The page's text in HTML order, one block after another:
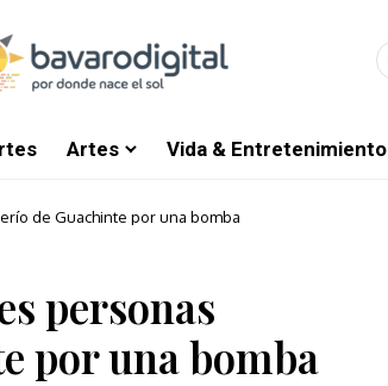
Artes Vida & Entretenimiento
de Guachinte por una bomba
personas
por una bomba